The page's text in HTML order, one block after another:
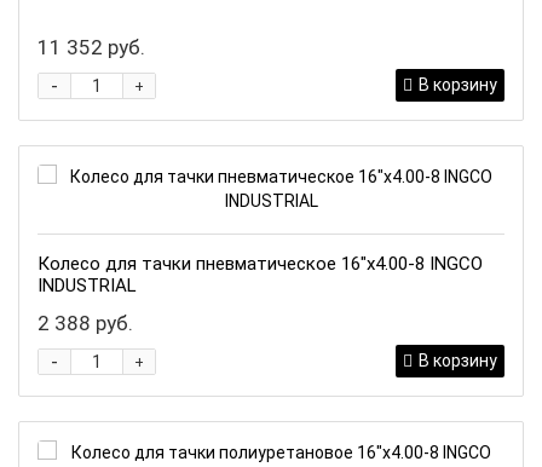
11 352 руб.
+
- В корзину
Колесо для тачки пневматическое 16"х4.00-8 INGCO
INDUSTRIAL
2 388 руб.
+
- В корзину